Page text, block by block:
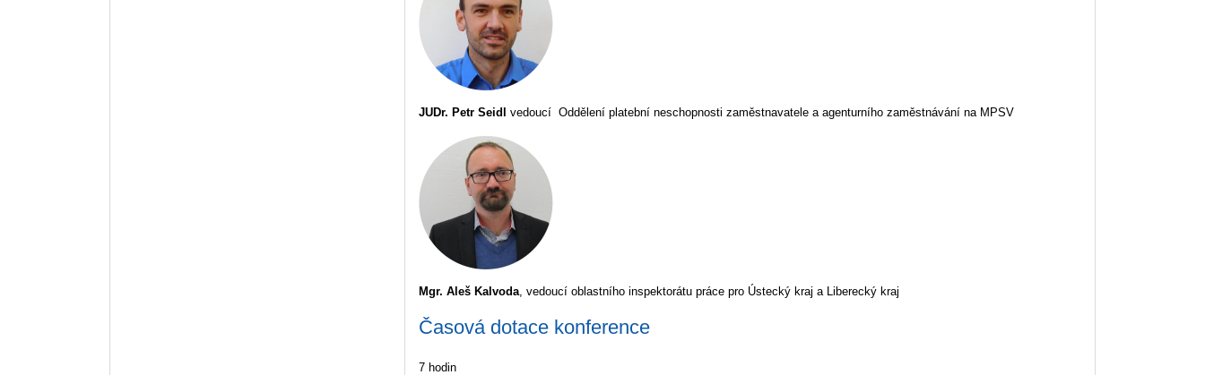
JUDr. Petr Seidlvedoucí Oddělení platební neschopnosti zaměstnavatele a agenturního zaměstnávání na MPSV
Mgr. Aleš Kalvoda , vedoucí oblastního inspektorátu práce pro Ústecký kraj a Liberecký kraj
Časová dotace konference
7 hodin